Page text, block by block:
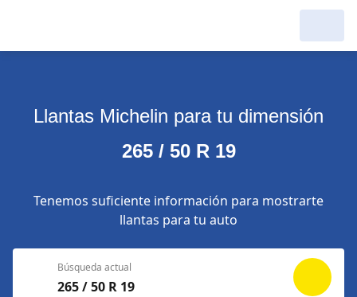
Llantas Michelin para tu dimensión
265 / 50 R 19
Tenemos suficiente información para mostrarte
llantas para tu auto
Búsqueda actual
265 / 50 R 19